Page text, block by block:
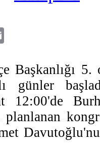
Başkanlığı 5.
günler
12:00'de
planlanan